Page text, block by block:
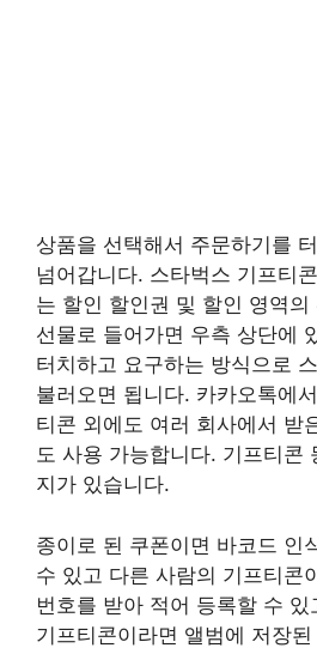
상품을 선택해서 주문하기를
넘어갑니다. 스타벅스 기프티
는 할인 할인권 및 할인 영역
선물로 들어가면 우측 상단에
터치하고 요구하는 방식으로
불러오면 됩니다. 카카오톡에
티콘 외에도 여러 회사에서 받
도 사용 가능합니다. 기프티콘
지가 있습니다.
종이로 된 쿠폰이면 바코드 인
수 있고 다른 사람의 기프티콘
번호를 받아 적어 등록할 수
기프티콘이라면 앨범에 저장